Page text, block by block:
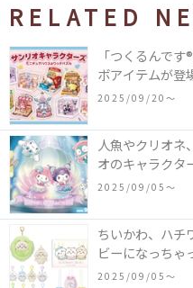
RELATED
「つくるんで
ボアイテムが登
ん」などミニチ
のメリーゴー
付きのウッド
2025/09/20〜
人魚やクリオネ
オのキャラク
2025～マーメ
ズメント施設
ン」で開催！
2025/09/05〜
ちいかわ、ハチ
ビーになっちゃ
ビー)』の催事を
2025/09/05〜